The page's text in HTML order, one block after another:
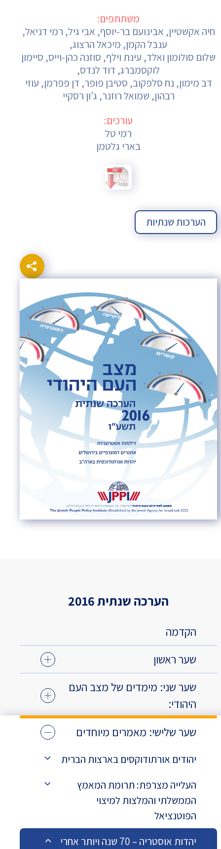
הערכות שנתיות
משתתפים:
חיה אקשטיין, אבינועם בר-יוסף, אבי גיל, רמי דניאל,
ענבל הקמן, מיכאל הרצוג,
שלום סולומון ואלד, עינת וילף, סוזנה כהן-וייס, סיימון
לוקסמברג, דוד לנדס,
דב מימון, נח סלפקוב, סטיבן פופר, דן פפרמן, עוזי
רבהון, שמואל רוזנר, ג'ון רסקיי
עורכים:
רמי טל
בארי גלטמן
הערכה שנתית 2016
הקדמה
שער ראשון
שער שני: מימדים של מצב העם
היהודי:
שער שלישי: מאמרים מיוחדים
יהודים אורתודוקסים בארצות הברית
העלייה מצרפת: תרומת המאמץ
הממשלתי והמלצות למיצוי
הפוטנציאל
יהדות אוסטריה – 70 שנה ויותר אחרי